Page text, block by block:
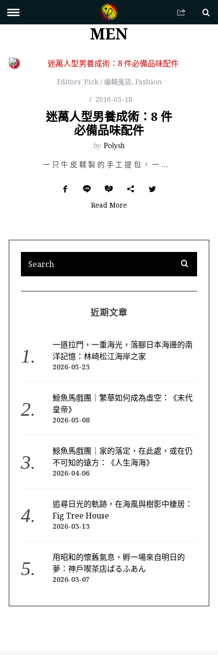
MEN
Editors' Pick / 編輯蒐貨,Fashion
2016-03-18
迷萬人型男養成術：8 件
必備品味配件
by Polysh
一只牛皮鞣製的手工提包，一頭梳得俐落的短髮，著上深醇色調的衣衫，再一只收邊精緻的紳士老帽，走出玄關，…
Read More
近期文章
一道拉門，一重海光，落腳日本海邊的南
洋記憶：林崎松江海岸之家
2026-05-23
鯨魚馬戲團｜繁華如何成為虛空：《末代
皇帝》
2026-05-08
鯨魚馬戲團｜家的落定，在此處，或在仍
不可知的遠方：《人生海海》
2026-04-06
追尋日光的軌跡，在海風與樹影中棲居：
Fig Tree House
2026-03-13
用昭和的懷舊氣息，孵一場來自明日的
夢：神戶喫茶店ぱるふあん
2026-03-07